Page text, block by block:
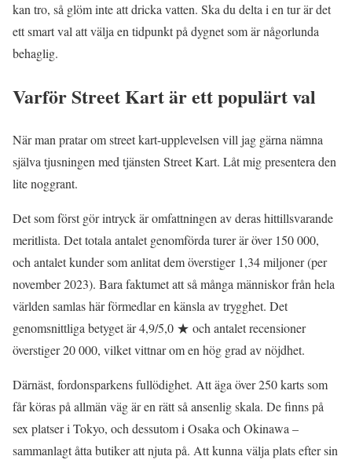
kan tro, så glöm inte att dricka vatten. Ska du delta i en tur är det
ett smart val att välja en tidpunkt på dygnet som är någorlunda
behaglig.
Varför Street Kart är ett populärt val
När man pratar om street kart-upplevelsen vill jag gärna nämna
själva tjusningen med tjänsten Street Kart. Låt mig presentera den
lite noggrant.
Det som först gör intryck är omfattningen av deras hittillsvarande
meritlista. Det totala antalet genomförda turer är över 150 000,
och antalet kunder som anlitat dem överstiger 1,34 miljoner (per
november 2023). Bara faktumet att så många människor från hela
världen samlas här förmedlar en känsla av trygghet. Det
genomsnittliga betyget är 4,9/5,0 ★ och antalet recensioner
överstiger 20 000, vilket vittnar om en hög grad av nöjdhet.
Därnäst, fordonsparkens fullödighet. Att äga över 250 karts som
får köras på allmän väg är en rätt så ansenlig skala. De finns på
sex platser i Tokyo, och dessutom i Osaka och Okinawa –
sammanlagt åtta butiker att njuta på. Att kunna välja plats efter sin